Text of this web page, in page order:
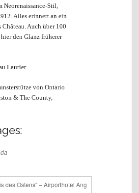
Neorenaissance-Stil,
Alles erinnert an ein
Auch über 100
den Glanz früherer
Laurier
von Ontario
& The County,
des Ostens“ – Airporthotel Ang